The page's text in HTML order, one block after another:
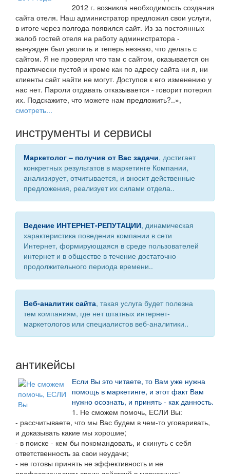
2012 г. возникла необходимость создания
сайта отеля. Наш администратор предложил свои услуги,
в итоге через полгода появился сайт. Из-за постоянных
жалоб гостей отеля на работу администратора -
вынужден был уволить и теперь незнаю, что делать с
сайтом. Я не проверял что там с сайтом, оказывается он
практически пустой и кроме как по адресу сайта ни я, ни
клиенты сайт найти не могут. Доступов к его изменению у
нас нет. Пароли отдавать отказывается - говорит потерял
их. Подскажите, что можете нам предложить?..»,
смотреть...
инструменты и сервисы
Маркетолог – получив от Вас задачи, достигает
конкретных результатов в маркетинге Компании,
анализирует, отчитывается, и вносит действенные
предложения, реализует их силами отдела..
Ведение ИНТЕРНЕТ-РЕПУТАЦИИ, динамическая
характеристика поведения компании в сети
Интернет, формирующаяся в среде пользователей
интернет и в обществе в течение достаточно
продолжительного периода времени..
Веб-аналитик сайта, такая услуга будет полезна
тем компаниям, где нет штатных интернет-
маркетологов или специалистов веб-аналитики..
антикейсы
Если Вы это читаете, то Вам уже нужна
помощь в маркетинге, и этот факт Вам
нужно осознать, и принять - как данность.
1. Не сможем помочь, ЕСЛИ Вы:
- рассчитываете, что мы Вас будем в чем-то уговаривать,
и доказывать какие мы хорошие;
- в поиске - кем бы покомандовать, и скинуть с себя
ответственность за свои неудачи;
- не готовы принять не эффективность и не